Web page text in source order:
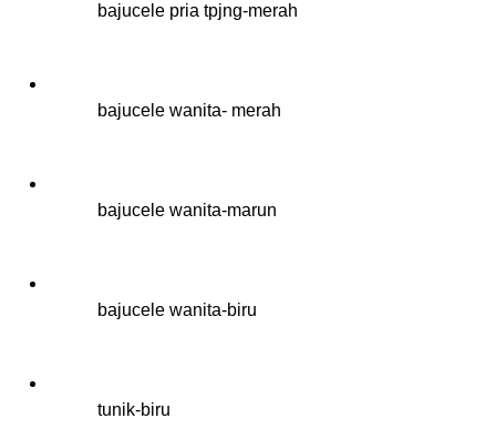
bajucele pria tpjng-merah
bajucele wanita- merah
bajucele wanita-marun
bajucele wanita-biru
tunik-biru